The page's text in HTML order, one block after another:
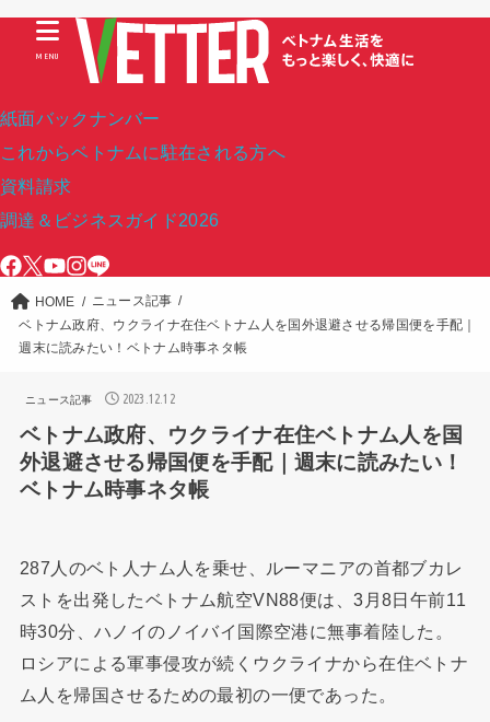
紙面バックナンバー
これからベトナムに駐在される方へ
資料請求
調達＆ビジネスガイド2026
MENU
HOME
ニュース記事
ベトナム政府、ウクライナ在住ベトナム人を国外退避させる帰国便を手配｜
週末に読みたい！ベトナム時事ネタ帳
ニュース記事 2023.12.12
ベトナム政府、ウクライナ在住ベトナム人を国
外退避させる帰国便を手配｜週末に読みたい！
ベトナム時事ネタ帳
287人のベト人ナム人を乗せ、ルーマニアの首都ブカレ
ストを出発したベトナム航空VN88便は、3月8日午前11
時30分、ハノイのノイバイ国際空港に無事着陸した。
ロシアによる軍事侵攻が続くウクライナから在住ベトナ
ム人を帰国させるための最初の一便であった。